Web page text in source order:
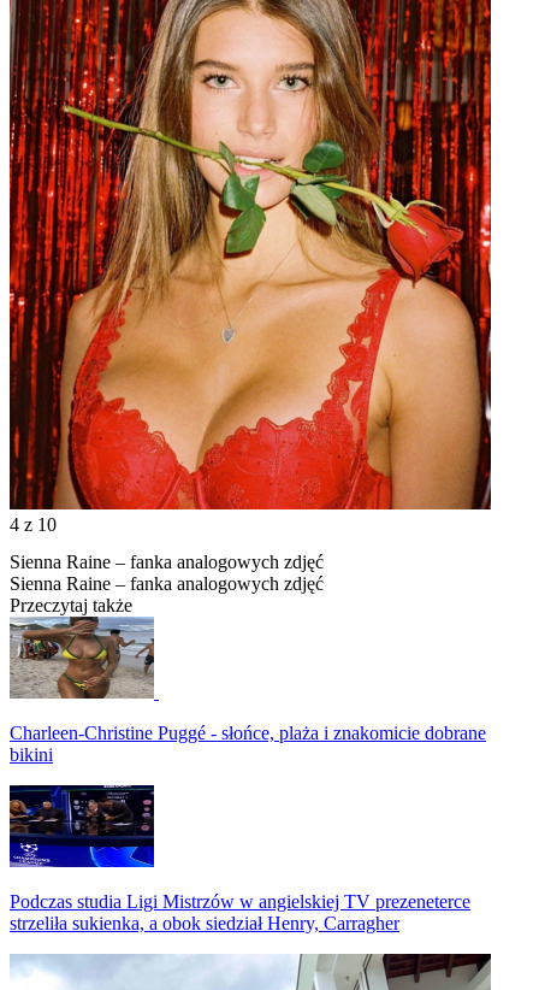
4 z 10
Sienna Raine – fanka analogowych zdjęć
Sienna Raine – fanka analogowych zdjęć
Przeczytaj także
Charleen-Christine Puggé - słońce, plaża i znakomicie dobrane
bikini
Podczas studia Ligi Mistrzów w angielskiej TV prezeneterce
strzeliła sukienka, a obok siedział Henry, Carragher